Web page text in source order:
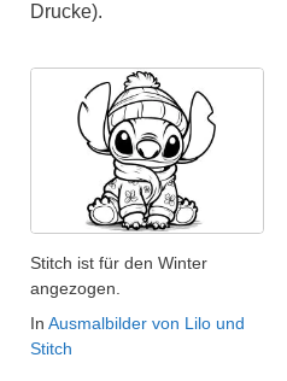
Drucke).
Stitch ist für den Winter
angezogen.
In Ausmalbilder von Lilo und
Stitch